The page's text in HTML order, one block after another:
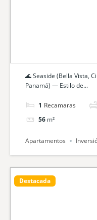
🌊 Seaside (Bella Vista,
Panamá) — Estilo de...
1 cama
56 m²
Apartamentos
Destacada